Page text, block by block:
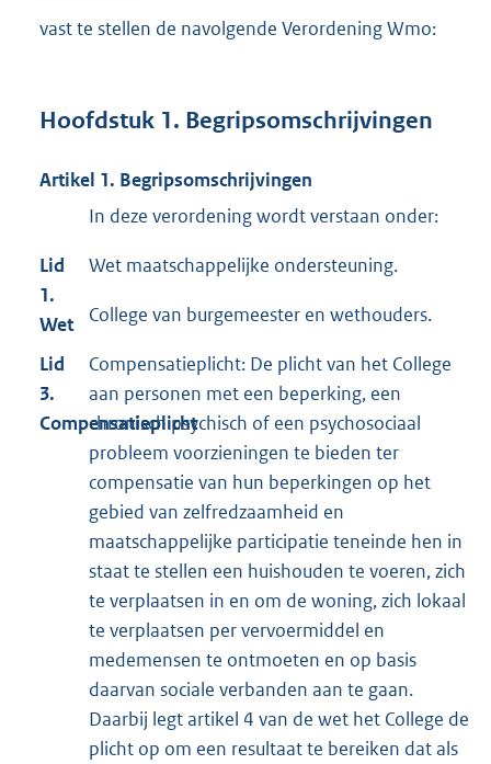
vast te stellen de navolgende Verordening Wmo:
Hoofdstuk 1. Begripsomschrijvingen
Artikel 1. Begripsomschrijvingen
In deze verordening wordt verstaan onder:
Lid
1.
Wet
Wet maatschappelijke ondersteuning.
College van burgemeester en wethouders.
Lid
3.
Compensatieplicht
Compensatieplicht: De plicht van het College
aan personen met een beperking, een
chronisch psychisch of een psychosociaal
probleem voorzieningen te bieden ter
compensatie van hun beperkingen op het
gebied van zelfredzaamheid en
maatschappelijke participatie teneinde hen in
staat te stellen een huishouden te voeren, zich
te verplaatsen in en om de woning, zich lokaal
te verplaatsen per vervoermiddel en
medemensen te ontmoeten en op basis
daarvan sociale verbanden aan te gaan.
Daarbij legt artikel 4 van de wet het College de
plicht op om een resultaat te bereiken dat als